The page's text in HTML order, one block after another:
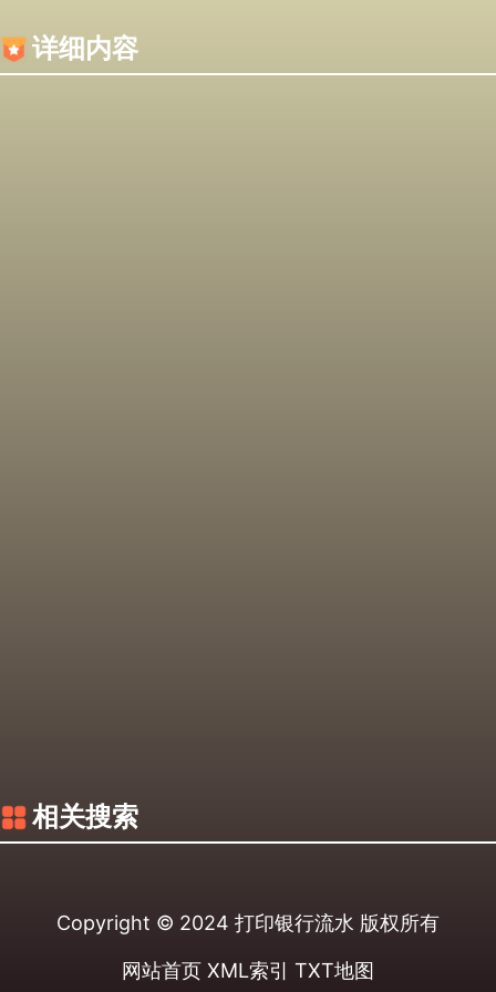
详细内容
相关搜索
Copyright © 2024 打印银行流水 版权所有
网站首页 XML索引 TXT地图